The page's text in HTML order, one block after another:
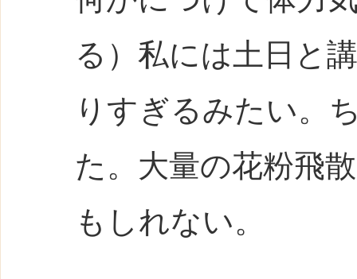
る）私には土日と
りすぎるみたい。
た。大量の花粉飛
もしれない。